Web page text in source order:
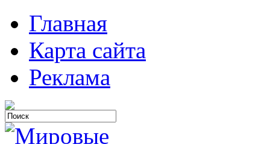
Главная
Карта сайта
Реклама